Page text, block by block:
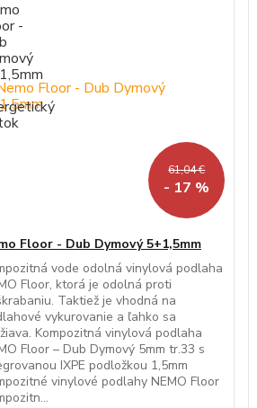
61,04 €
- 17 %
Floor - Dub Dymový 5+1,5mm
vode odolná vinylová podlaha
Floor, ktorá je odolná proti
Taktiež je vhodná na
vykurovanie a ľahko sa
Kompozitná vinylová podlaha
Floor – Dub Dymový 5mm tr.33 s
IXPE podložkou 1,5mm
vinylové podlahy NEMO Floor